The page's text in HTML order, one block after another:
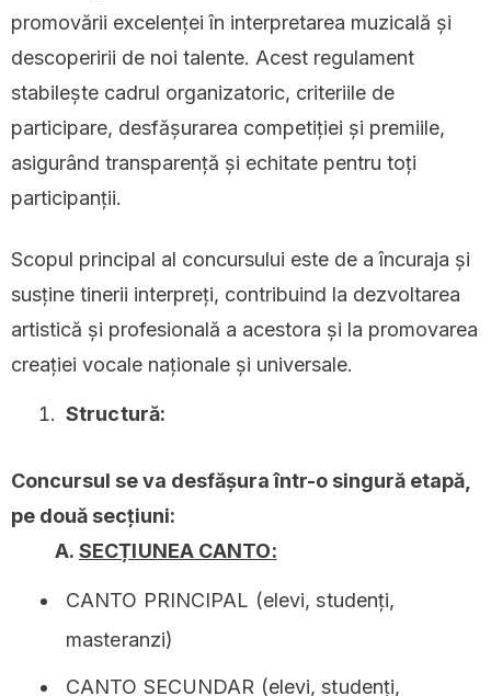
promovării excelenței în interpretarea muzicală și
descoperirii de noi talente. Acest regulament
stabilește cadrul organizatoric, criteriile de
participare, desfășurarea competiției și premiile,
asigurând transparență și echitate pentru toți
participanții.
Scopul principal al concursului este de a încuraja și
susține tinerii interpreți, contribuind la dezvoltarea
artistică și profesională a acestora și la promovarea
creației vocale naționale și universale.
Structură:
Concursul se va desfășura într-o singură etapă,
pe două secțiuni:
A. SECȚIUNEA CANTO:
CANTO PRINCIPAL (elevi, studenți,
masteranzi)
CANTO SECUNDAR (elevi, studenți,